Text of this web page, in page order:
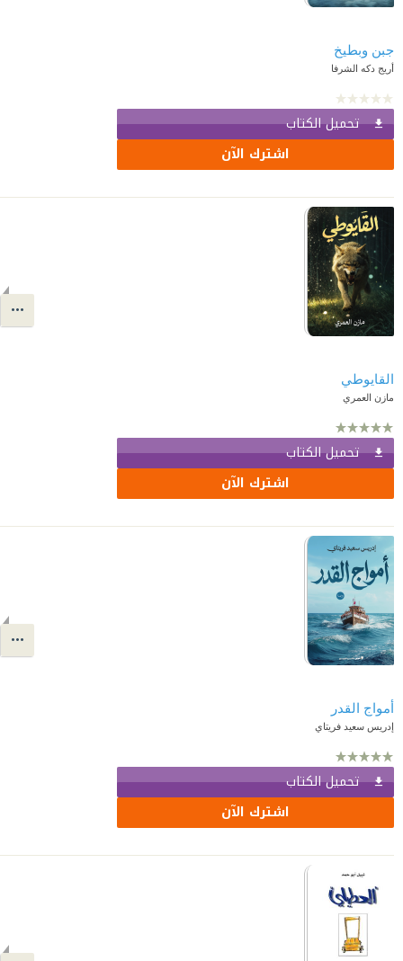
جبن وبطيخ
أريج دكه الشرفا
تحميل الكتاب
اشترك الآن
القايوطي
مازن العمري
تحميل الكتاب
اشترك الآن
أمواج القدر
إدريس سعيد فريتاي
تحميل الكتاب
اشترك الآن